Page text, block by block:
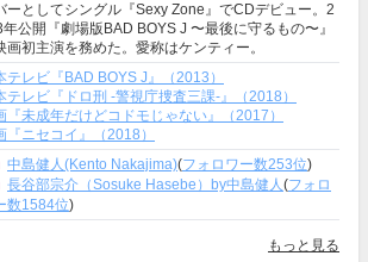
ーとしてシングル『Sexy Zone』でCDデビュー。2
公開『劇場版BAD BOYS J 〜最後に守るもの〜』
画初主演を務めた。愛称はケンティー。
テレビ『BAD BOYS J』（2013）
テレビ『ドロ刑 -警視庁捜査三課-』（2018）
『未成年だけどコドモじゃない』（2017）
『ニセコイ』（2018）
中島健人(Kento Nakajima)(フォロワー数253位)
長谷部宗介（Sosuke Hasebe）by中島健人(フォロ
数1584位)
もっと見る